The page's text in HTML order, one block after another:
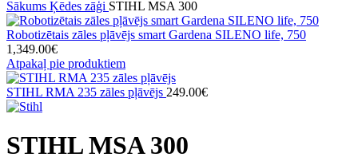
Sākums Ķēdes zāģi STIHL MSA 300
Robotizētais zāles pļāvējs smart Gardena SILENO life, 750
1,349.00€
Atpakaļ pie produktiem
STIHL RMA 235 zāles pļāvējs 249.00€
STIHL MSA 300